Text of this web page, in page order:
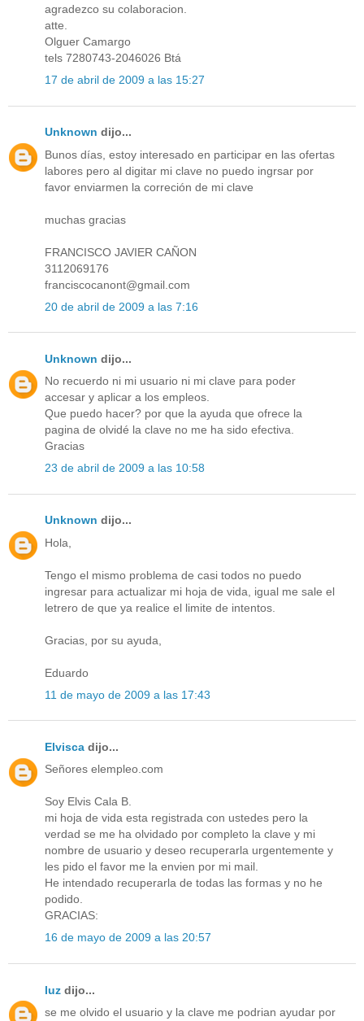
agradezco su colaboracion.
atte.
Olguer Camargo
tels 7280743-2046026 Btá
17 de abril de 2009 a las 15:27
Unknown dijo...
Bunos días, estoy interesado en participar en las ofertas
labores pero al digitar mi clave no puedo ingrsar por
favor enviarmen la correción de mi clave
muchas gracias
FRANCISCO JAVIER CAÑON
3112069176
franciscocanont@gmail.com
20 de abril de 2009 a las 7:16
Unknown dijo...
No recuerdo ni mi usuario ni mi clave para poder
accesar y aplicar a los empleos.
Que puedo hacer? por que la ayuda que ofrece la
pagina de olvidé la clave no me ha sido efectiva.
Gracias
23 de abril de 2009 a las 10:58
Unknown dijo...
Hola,
Tengo el mismo problema de casi todos no puedo
ingresar para actualizar mi hoja de vida, igual me sale el
letrero de que ya realice el limite de intentos.
Gracias, por su ayuda,
Eduardo
11 de mayo de 2009 a las 17:43
Elvisca dijo...
Señores elempleo.com
Soy Elvis Cala B.
mi hoja de vida esta registrada con ustedes pero la
verdad se me ha olvidado por completo la clave y mi
nombre de usuario y deseo recuperarla urgentemente y
les pido el favor me la envien por mi mail.
He intendado recuperarla de todas las formas y no he
podido.
GRACIAS:
16 de mayo de 2009 a las 20:57
luz dijo...
se me olvido el usuario y la clave me podrian ayudar por